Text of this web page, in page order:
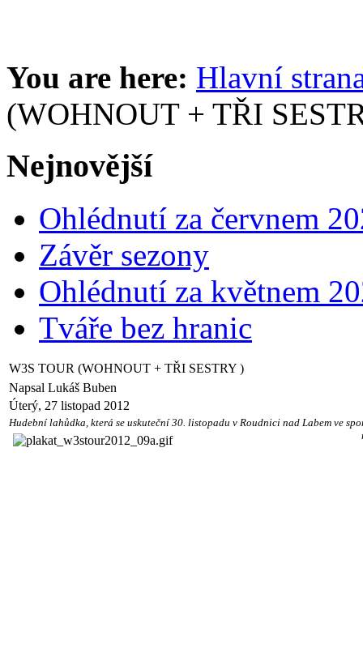
You are here: Hlavní
(WOHNOUT + TŘI
Nejnovější
Ohlédnutí za červnem
Závěr sezony
Ohlédnutí za květnem
Tváře bez hranic
W3S TOUR (WOHNOUT + TŘI SESTRY )
Napsal Lukáš Buben
Úterý, 27 listopad 2012
Hudební lahůdka, která se uskuteční 30. listopadu v Roudnici nad Labem ve